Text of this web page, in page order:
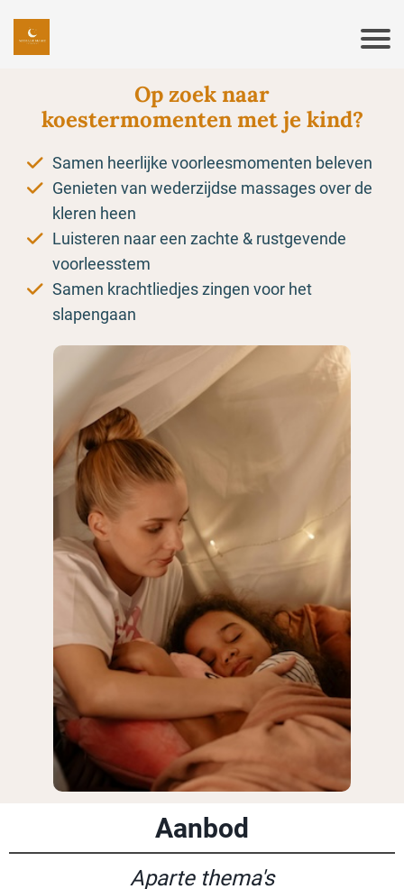
Op zoek naar
koestermomenten met je kind?
Samen heerlijke voorleesmomenten beleven
Genieten van wederzijdse massages over de
kleren heen
Luisteren naar een zachte & rustgevende
voorleesstem
Samen krachtliedjes zingen voor het
slapengaan
Aanbod
Aparte thema's